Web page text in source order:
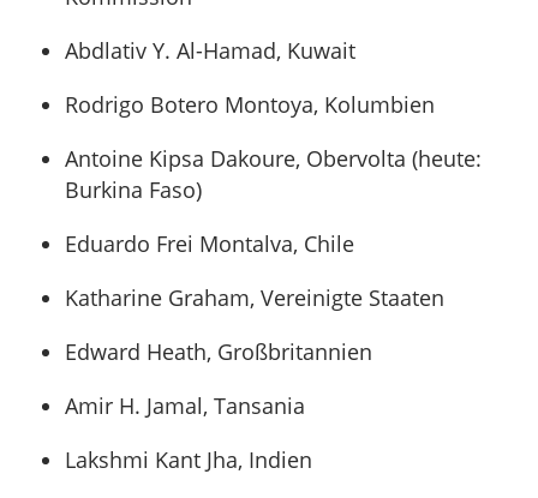
Abdlativ Y. Al-Hamad, Kuwait
Rodrigo Botero Montoya, Kolumbien
Antoine Kipsa Dakoure, Obervolta (heute:
Burkina Faso)
Eduardo Frei Montalva, Chile
Katharine Graham, Vereinigte Staaten
Edward Heath, Großbritannien
Amir H. Jamal, Tansania
Lakshmi Kant Jha, Indien